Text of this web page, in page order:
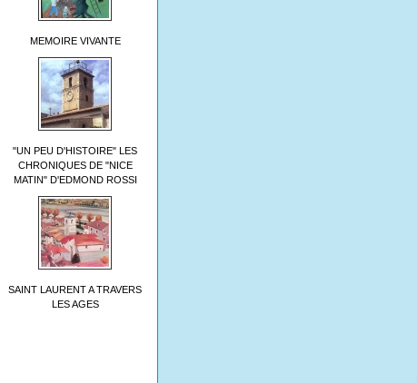
MEMOIRE VIVANTE
"UN PEU D'HISTOIRE" LES
CHRONIQUES DE "NICE
MATIN" D'EDMOND ROSSI
SAINT LAURENT A TRAVERS
LES AGES